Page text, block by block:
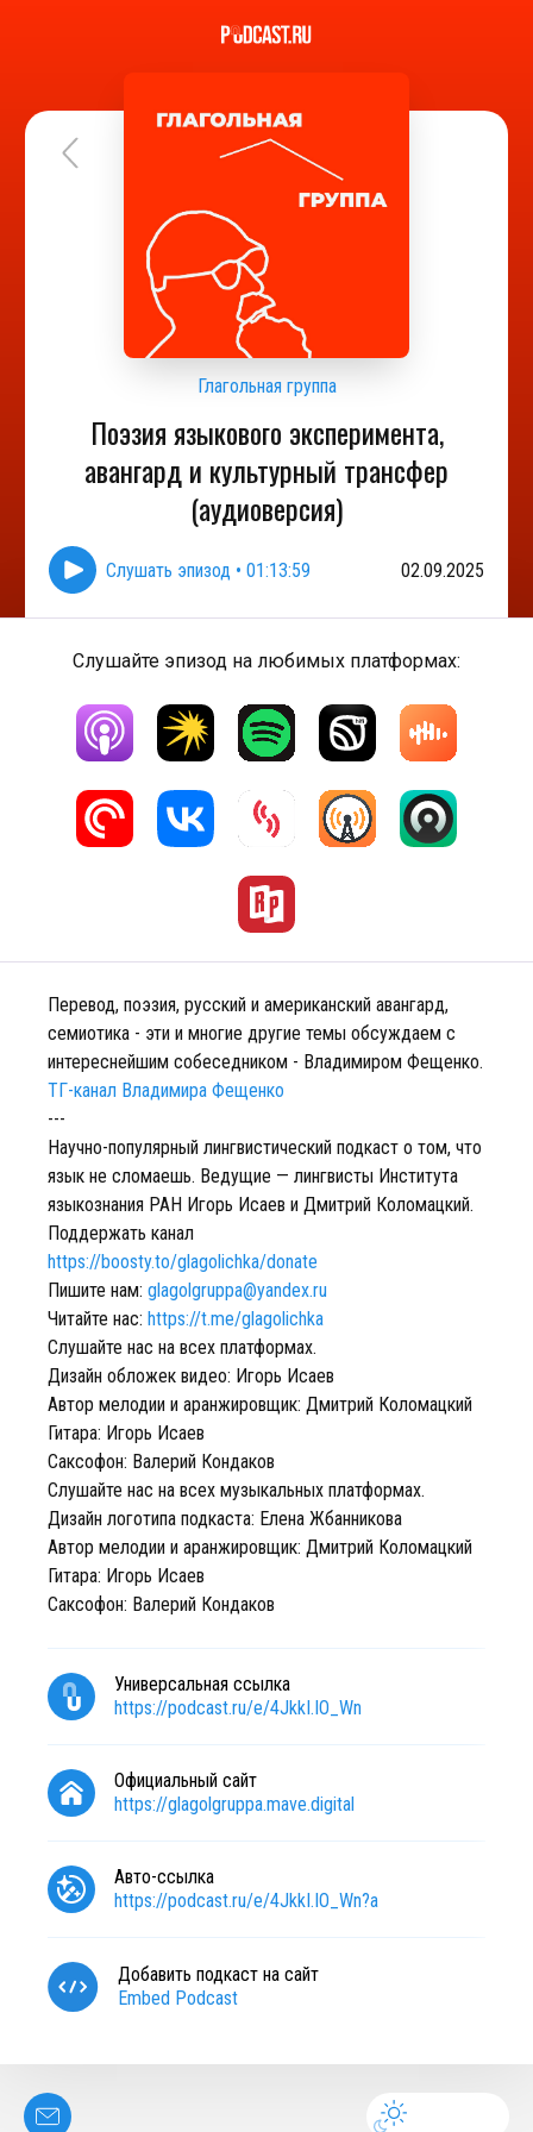
Глагольная группа
Поэзия языкового эксперимента,
авангард и культурный трансфер
(аудиоверсия)
Слушать эпизод • 01:13:59 02.09.2025
Слушайте эпизод на любимых платформах:
Перевод, поэзия, русский и американский авангард,
семиотика - эти и многие другие темы обсуждаем с
интереснейшим собеседником - Владимиром Фещенко.
ТГ-канал Владимира Фещенко
---
Научно-популярный лингвистический подкаст о том, что
язык не сломаешь. Ведущие — лингвисты Института
языкознания РАН Игорь Исаев и Дмитрий Коломацкий.
Поддержать канал
https://boosty.to/glagolichka/donate
Пишите нам: glagolgruppa@yandex.ru
Читайте нас: https://t.me/glagolichka
Слушайте нас на всех платформах.
Дизайн обложек видео: Игорь Исаев
Автор мелодии и аранжировщик: Дмитрий Коломацкий
Гитара: Игорь Исаев
Саксофон: Валерий Кондаков
Слушайте нас на всех музыкальных платформах.
Дизайн логотипа подкаста: Елена Жбанникова
Автор мелодии и аранжировщик: Дмитрий Коломацкий
Гитара: Игорь Исаев
Саксофон: Валерий Кондаков
Универсальная ссылка
https://podcast.ru/e/4JkkI.IO_Wn
Официальный сайт
https://glagolgruppa.mave.digital
Авто-ссылка
https://podcast.ru/e/4JkkI.IO_Wn?a
Добавить подкаст на сайт
Embed Podcast